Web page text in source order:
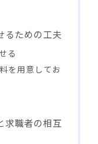
るための工夫
る
を用意してお
求職者の相互